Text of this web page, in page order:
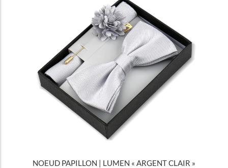
NOEUD PAPILLON | LUMEN « ARGENT CLAIR »